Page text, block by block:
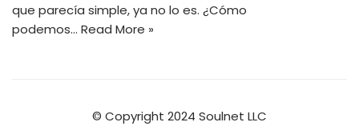
que parecía simple, ya no lo es. ¿Cómo
podemos… Read More »
© Copyright 2024 Soulnet LLC